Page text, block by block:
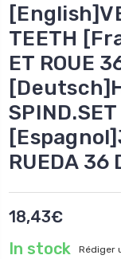
TEETH
ET ROUE
RUEDA 36
18,43€
In stock
Rédiger